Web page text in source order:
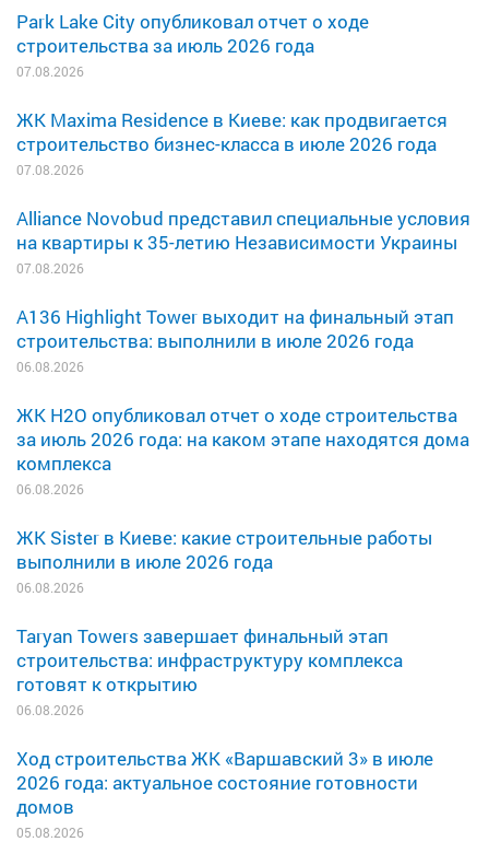
Park Lake City опубликовал отчет о ходе
строительства за июль 2026 года
07.08.2026
ЖК Maxima Residence в Киеве: как продвигается
строительство бизнес-класса в июле 2026 года
07.08.2026
Alliance Novobud представил специальные условия
на квартиры к 35-летию Независимости Украины
07.08.2026
A136 Highlight Tower выходит на финальный этап
строительства: выполнили в июле 2026 года
06.08.2026
ЖК H2O опубликовал отчет о ходе строительства
за июль 2026 года: на каком этапе находятся дома
комплекса
06.08.2026
ЖК Sister в Киеве: какие строительные работы
выполнили в июле 2026 года
06.08.2026
Taryan Towers завершает финальный этап
строительства: инфраструктуру комплекса
готовят к открытию
06.08.2026
Ход строительства ЖК «Варшавский 3» в июле
2026 года: актуальное состояние готовности
домов
05.08.2026